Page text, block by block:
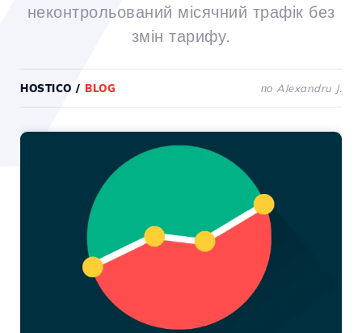
неконтрольований місячний трафік без
змін тарифу.
HOSTICO / BLOG по Alexandru J.